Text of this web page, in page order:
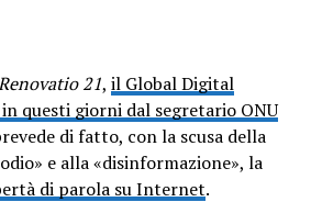
21, il Global Digital
questi giorni dal segretario ONU
di fatto, con la scusa della
e alla «disinformazione», la
di parola su Internet.